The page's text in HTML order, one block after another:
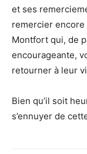
et ses
remercier encore
Montfort qui, de
encourageante,
retourner à leur
Bien qu’il soit
s’ennuyer de